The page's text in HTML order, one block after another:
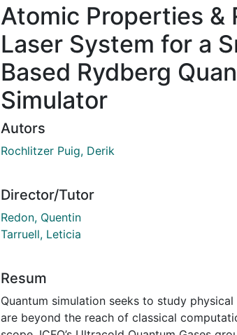
Atomic Properties &
Laser System for a
Based Rydberg
Simulator
Autors
Rochlitzer Puig, Derik
Director/Tutor
Redon, Quentin
Tarruell, Leticia
Resum
Quantum simulation seeks to study
are beyond the reach of classical